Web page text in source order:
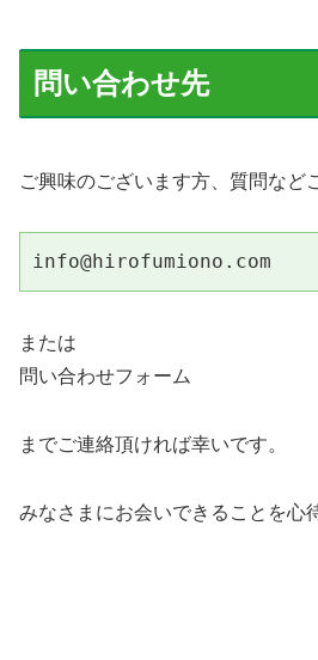
問い合わせ先
ご興味のございます方、質問など
info@hirofumiono.com
または
問い合わせフォーム
までご連絡頂ければ幸いです。
みなさまにお会いできることを心